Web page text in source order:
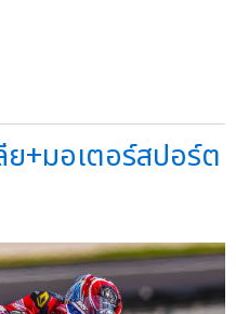
ย+มอเตอร์สปอร์ต